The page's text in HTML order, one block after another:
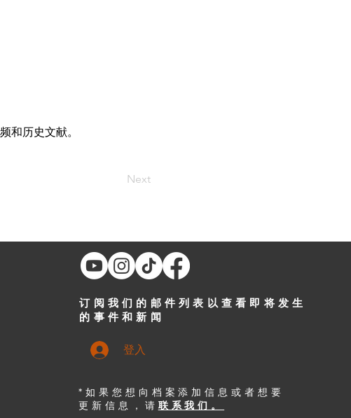
和历史文献。
Next
订阅我们的邮件列表以查看即将发生
的事件和新闻
登入
*如果您想向档案添加信息或者想要
更新信息，请 联系我们。